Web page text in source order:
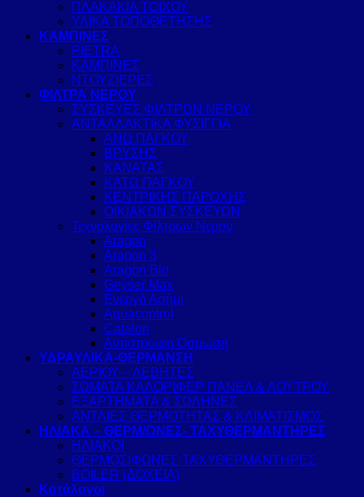
ΠΛΑΚΑΚΙΑ ΤΟΙΧΟΥ
ΥΛΙΚΑ ΤΟΠΟΘΕΤΗΣΗΣ
ΚΑΜΠΙΝΕΣ
PIETRA
ΚΑΜΠΙΝΕΣ
ΝΤΟΥΖΙΕΡΕΣ
ΦΙΛΤΡΑ ΝΕΡΟΥ
ΣΥΣΚΕΥΕΣ ΦΙΛΤΡΩΝ ΝΕΡΟΥ
ΑΝΤΑΛΛΑΚΤΙΚΑ ΦΥΣΙΓΓΙΑ
ΑΝΩ ΠΑΓΚΟΥ
ΒΡΥΣΗΣ
ΚΑΝΑΤΑΣ
ΚΑΤΩ ΠΑΓΚΟΥ
ΚΕΝΤΡΙΚΗΣ ΠΑΡΟΧΗΣ
ΟΙΚΙΑΚΩΝ ΣΥΣΚΕΥΩΝ
Τεχνολογίες Φίλτρων Νερού
Aragon
Aragon 3
Aragon Bio
Geyser Max
Ενεργό Ασήμι
Aquacontrol
Catalon
Αντίστρωφη Όσμωση
ΥΔΡΑΥΛΙΚΑ-ΘΕΡΜΑΝΣΗ
ΑΕΡΙΟΥ – ΛΕΒΗΤΕΣ
ΣΩΜΑΤΑ ΚΑΛΟΡΙΦΕΡ ΠΑΝΕΛ & ΛΟΥΤΡΟΥ
ΕΞΑΡΤΗΜΑΤΑ & ΣΩΛΗΝΕΣ
ΑΝΤΛΙΕΣ ΘΕΡΜΟΤΗΤΑΣ & ΚΛΙΜΑΤΙΣΜΟΣ
ΗΛΙΑΚΑ – ΘΕΡΜ/ΩΝΕΣ- ΤΑΧΥΘΕΡΜΑΝΤΗΡΕΣ
ΗΛΙΑΚΟΙ
ΘΕΡΜΟΣΙΦΩΝΕΣ-ΤΑΧΥΘΕΡΜΑΝΤΗΡΕΣ
BOILER (ΔΟΧΕΙΑ)
Κατάλογοι